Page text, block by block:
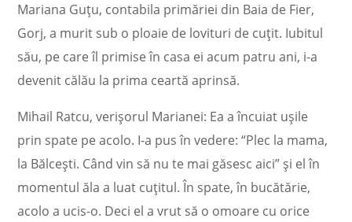
Mariana Guţu, contabila primăriei din Baia de Fier,
Gorj, a murit sub o ploaie de lovituri de cuţit. Iubitul
său, pe care îl primise în casa ei acum patru ani, i-a
devenit călău la prima ceartă aprinsă.
Mihail Ratcu, verişorul Marianei: Ea a încuiat uşile
prin spate pe acolo. I-a pus în vedere: “Plec la mama,
la Bălceşti. Când vin să nu te mai găsesc aici” şi el în
momentul ăla a luat cuţitul. În spate, în bucătărie,
acolo a ucis-o. Deci el a vrut să o omoare cu orice